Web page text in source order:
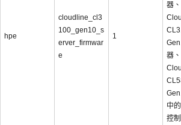
hpe
cloudline_cl3
100_gen10_s
erver_firmwar
e
1
器
器
中
控